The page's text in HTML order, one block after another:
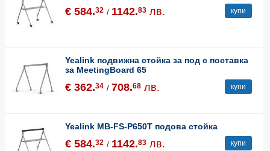
€ 584.32 / 1142.83 лв. купи
Yealink подвижна стойка за под с поставка
за MeetingBoard 65
€ 362.34 / 708.68 лв. купи
Yealink MB-FS-P650T подова стойка
€ 584.32 / 1142.83 лв. купи